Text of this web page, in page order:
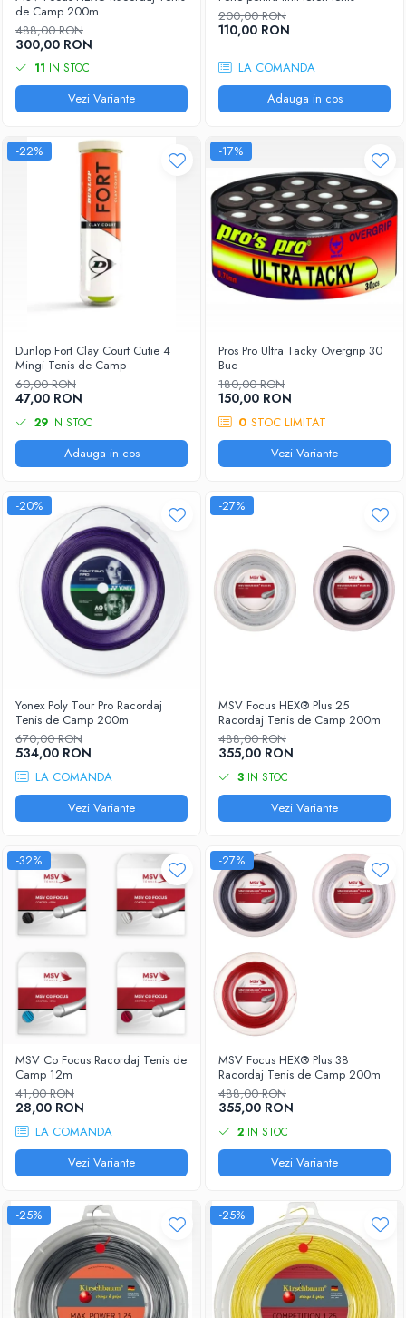
Babolat
Fete
Babolat
Baieti
Nike
Adidas
Accesorii Imbracaminte
Under Armour
de Camp 200m
488,00 RON
300,00 RON
11 IN STOC
Vezi Variante
200,00 RON
110,00 RON
LA COMANDA
Adauga in cos
-22%
Dunlop Fort Clay Court Cutie 4
Mingi Tenis de Camp
60,00 RON
47,00 RON
29 IN STOC
Adauga in cos
-17%
Pros Pro Ultra Tacky Overgrip 30
Buc
180,00 RON
150,00 RON
0 STOC LIMITAT
Vezi Variante
-20%
Yonex Poly Tour Pro Racordaj
Tenis de Camp 200m
670,00 RON
534,00 RON
LA COMANDA
Vezi Variante
-27%
MSV Focus HEX® Plus 25
Racordaj Tenis de Camp 200m
488,00 RON
355,00 RON
3 IN STOC
Vezi Variante
-32%
MSV Co Focus Racordaj Tenis de
Camp 12m
41,00 RON
28,00 RON
LA COMANDA
Vezi Variante
-27%
MSV Focus HEX® Plus 38
Racordaj Tenis de Camp 200m
488,00 RON
355,00 RON
2 IN STOC
Vezi Variante
-25% -25%